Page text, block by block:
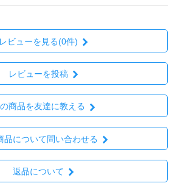
レビューを見る(0件)
レビューを投稿
商品を友達に教える
品について問い合わせる
返品について